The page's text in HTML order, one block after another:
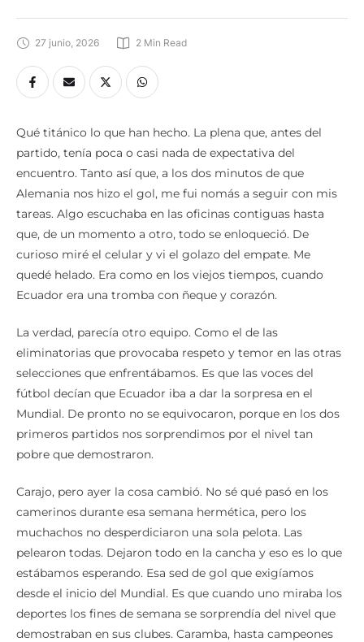
27 junio, 2026 2 Min Read
Qué titánico lo que han hecho. La plena que, antes del
partido, tenía poca o casi nada de expectativa del
encuentro. Tanto así que, a los dos minutos de que
Alemania nos hizo el gol, me fui nomás a seguir con mis
tareas. Algo escuchaba en las oficinas contiguas hasta
que, de un momento a otro, todo se enloqueció. De
curioso miré el celular y vi el golazo del empate. Me
quedé helado. Era como en los viejos tiempos, cuando
Ecuador era una tromba con ñeque y corazón.
La verdad, parecía otro equipo. Como el de las
eliminatorias que provocaba respeto y temor en las otras
selecciones que enfrentábamos. Es que las voces del
fútbol decían que Ecuador iba a dar la sorpresa en el
Mundial. De pronto no se equivocaron, porque en los dos
primeros partidos nos sorprendimos por el nivel tan
pobre que demostraron.
Carajo, pero ayer la cosa cambió. No sé qué pasó en los
camerinos durante esa semana hermética, pero los
muchachos no desperdiciaron una sola pelota. Las
pelearon todas. Dejaron todo en la cancha y eso es lo que
estábamos esperando. Esa sed de gol que exigíamos
desde el inicio del Mundial. Es que cuando uno miraba los
deportes los fines de semana se sorprendía del nivel que
demostraban en sus clubes. Caramba, hasta campeones